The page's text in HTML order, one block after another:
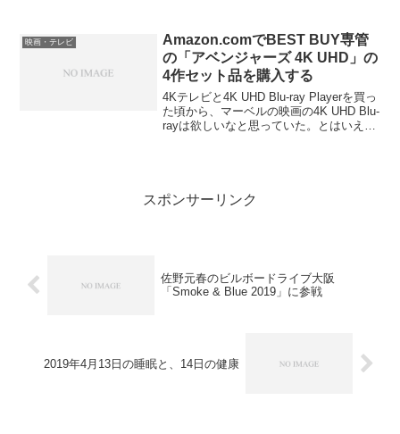
が、撮影途中に娘さんが自殺したため、
撮影を続けることに耐え...
映画・テレビ
Amazon.comでBEST BUY専管
の「アベンジャーズ 4K UHD」の
4作セット品を購入する
4Kテレビと4K UHD Blu-ray Playerを買っ
た頃から、マーベルの映画の4K UHD Blu-
rayは欲しいなと思っていた。とはいえ、
スポンサーリンク
佐野元春のビルボードライブ大阪
「Smoke & Blue 2019」に参戦
2019年4月13日の睡眠と、14日の健康